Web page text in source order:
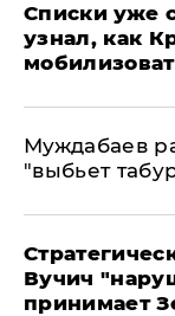
Списки уже
узнал, как
Муждабаев
"выбьет
Вучич
принимает